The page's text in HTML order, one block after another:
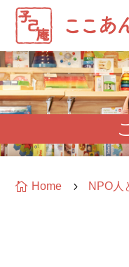
 Home 5 NPO人